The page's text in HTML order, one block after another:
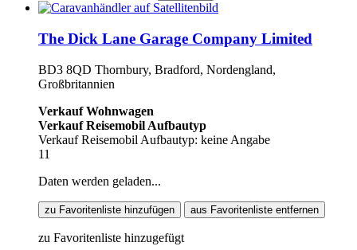
The Dick Lane Garage Company Limited
BD3 8QD Thornbury, Bradford, Nordengland,
Großbritannien
Verkauf Wohnwagen
Verkauf Reisemobil Aufbautyp
Verkauf Reisemobil Aufbautyp: keine Angabe
11
Daten werden geladen...
zu Favoritenliste hinzufügen aus Favoritenliste entfernen
zu Favoritenliste hinzugefügt